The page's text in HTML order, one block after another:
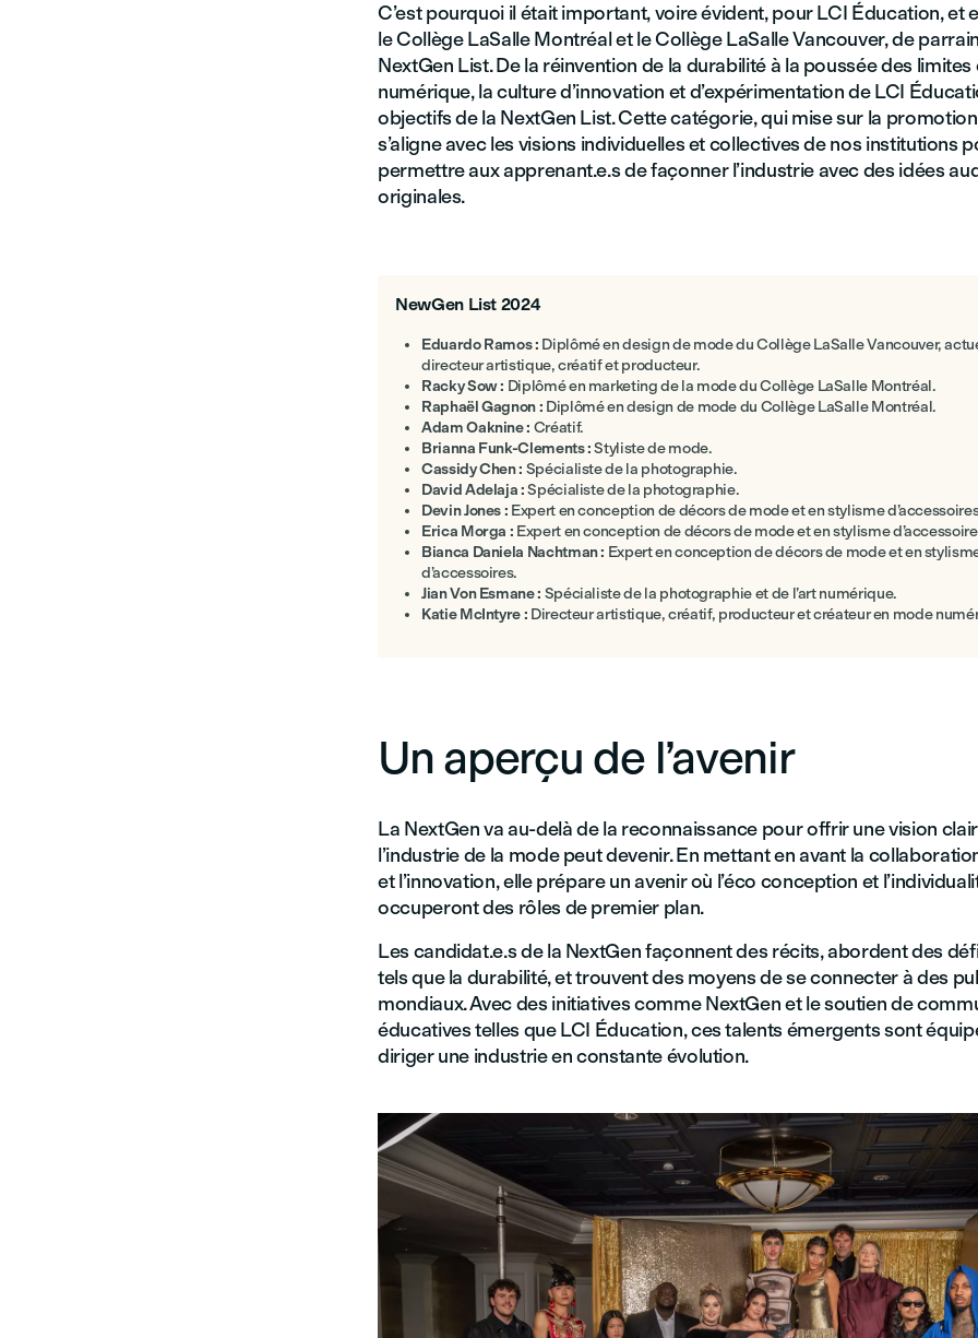
C’est pourquoi il était important, voire évident, pour LCI Éducation, et
le Collège LaSalle Montréal et le Collège LaSalle Vancouver, de
NextGen List. De la réinvention de la durabilité à la poussée des
numérique, la culture d’innovation et d’expérimentation de LCI
objectifs de la NextGen List. Cette catégorie, qui mise sur la
s’aligne avec les visions individuelles et collectives de nos institutions
permettre aux apprenant.e.s de façonner l’industrie avec des idées
originales.
NewGen List 2024
Eduardo Ramos : Diplômé en design de mode du Collège LaSalle Vancouver,
directeur artistique, créatif et producteur.
Racky Sow : Diplômé en marketing de la mode du Collège LaSalle Montréal.
Raphaël Gagnon : Diplômé en design de mode du Collège LaSalle Montréal.
Adam Oaknine : Créatif.
Brianna Funk-Clements :Styliste de mode.
Cassidy Chen : Spécialiste de la photographie.
David Adelaja :Spécialiste de la photographie.
Devin Jones : Expert en conception de décors de mode et en stylisme
Erica Morga : Expert en conception de décors de mode et en stylisme
Bianca Daniela Nachtman : Expert en conception de décors de mode et en
d’accessoires.
Jian Von Esmane : Spécialiste de la photographie et de l’art numérique.
Katie McIntyre : Directeur artistique, créatif, producteur et créateur en mode
Un aperçu de l’avenir
La NextGen va au-delà de la reconnaissance pour offrir une vision
l’industrie de la mode peut devenir. En mettant en avant la
et l’innovation, elle prépare un avenir où l’éco conception et
occuperont des rôles de premier plan.
Les candidat.e.s de la NextGen façonnent des récits, abordent des
tels que la durabilité, et trouvent des moyens de se connecter à des
mondiaux. Avec des initiatives comme NextGen et le soutien de
éducatives telles que LCI Éducation, ces talents émergents sont
diriger une industrie en constante évolution.